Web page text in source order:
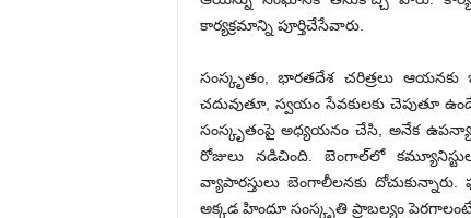
కార్యక్రమాన్ని పూర్తిచేసేవారు.
సంస్కృతం, భారతదేశ చరిత్రలు
చదువుతూ, స్వయం సేవకులకు చెపుతూ
సంస్కృతంపై అధ్యయనం చేసి, అనేక
రోజులు నడిచింది. బెంగాల్‌లో
వ్యాపారస్తులు బెంగాలీలనకు
అక్కడ హిందూ సంస్కృతి ప్రాబల్యం